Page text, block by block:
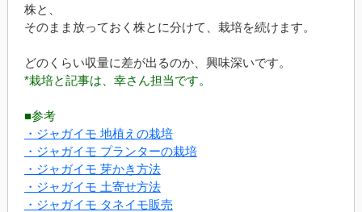
株と、
そのまま放っておく株とに分けて、栽培を続けます。
どのくらい収量に差が出るのか、興味深いです。
*栽培と記事は、幸さん担当です。
■参考
・ジャガイモ 地植えの栽培
・ジャガイモ プランターの栽培
・ジャガイモ 芽かき方法
・ジャガイモ 土寄せ方法
・ジャガイモ タネイモ販売